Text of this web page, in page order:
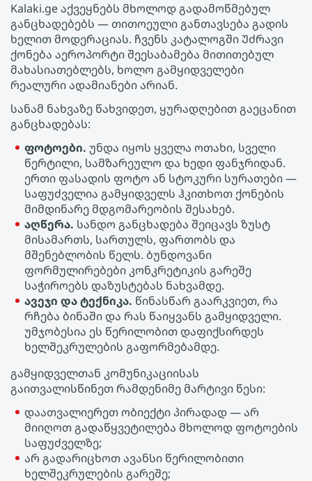
Kalaki.ge აქვეყნებს მხოლოდ გადამოწმებულ
განცხადებებს — თითოეული განთავსება გადის
ხელით მოდერაციას. ჩვენს კატალოგში Უძრავი
ქონება აეროპორტი შეესაბამება მითითებულ
მახასიათებლებს, ხოლო გამყიდველები
რეალური ადამიანები არიან.
სანამ ნახვაზე წახვიდეთ, ყურადღებით გაეცანით
განცხადებას:
ფოტოები. უნდა იყოს ყველა ოთახი, სველი
წერტილი, სამზარეულო და ხედი ფანჯრიდან.
ერთი ფასადის ფოტო ან სტოკური სურათები —
საფუძველია გამყიდველს ჰკითხოთ ქონების
მიმდინარე მდგომარეობის შესახებ.
აღწერა. სანდო განცხადება შეიცავს ზუსტ
მისამართს, სართულს, ფართობს და
მშენებლობის წელს. ბუნდოვანი
ფორმულირებები კონკრეტიკის გარეშე
საჭიროებს დაზუსტებას ნახვამდე.
ავეჯი და ტექნიკა. წინასწარ გაარკვიეთ, რა
რჩება ბინაში და რას წაიყვანს გამყიდველი.
უმჯობესია ეს წერილობით დაფიქსირდეს
ხელშეკრულების გაფორმებამდე.
გამყიდველთან კომუნიკაციისას
გაითვალისწინეთ რამდენიმე მარტივი წესი:
დაათვალიერეთ ობიექტი პირადად — არ
მიიღოთ გადაწყვეტილება მხოლოდ ფოტოების
საფუძველზე;
არ გადარიცხოთ ავანსი წერილობითი
ხელშეკრულების გარეშე;